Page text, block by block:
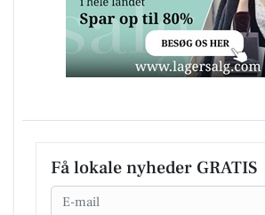
Få lokale nyheder GRATIS
Email